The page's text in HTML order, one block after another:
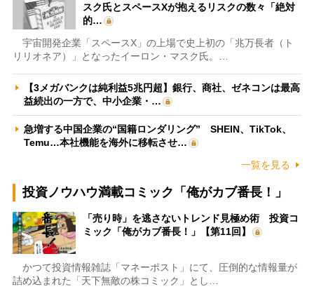
スク氏とスペースXが抱えるリスクの数々「絶対
的…
宇宙開発企業「スペースX」の上場で史上初の「兆万長者（ト
リリオネア）」となったイーロン・マスク氏。…
【3メガバンクは純利益5兆円超】銀行、商社、ゼネコンは最高
益続出の一方で、中小企業・…
急増する中国企業の“国籍ロンダリング” SHEIN、TikTok、
Temu…本社機能を海外に移転させ…
一覧を見る
投資ノウハウ満載コミック「俺がカブ番長！」
「売り時」を逃さないトレンド見極め術 投資コ
ミック「俺がカブ番長！」【第11回】
かつて投資情報雑誌「マネーポスト」にて、圧倒的な情報量が
詰め込まれた「天下無敵の株コミック」とし…